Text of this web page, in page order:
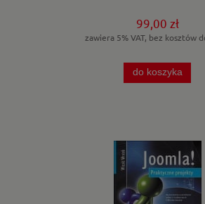
99,00 zł
zawiera 5% VAT, bez kosztów
do koszyka